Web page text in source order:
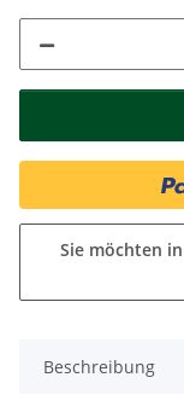
Sie möchten
Beschreibung